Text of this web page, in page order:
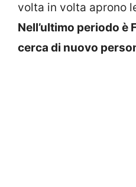
volta in volta aprono
Nell’ultimo periodo è
cerca di nuovo